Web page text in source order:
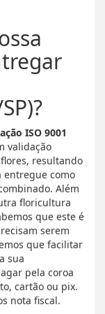
ISO 9001
validação
resultando
entregue como
Além
floricultura
que este é
serem
que facilitar
sua
pela coroa
cartão ou pix.
nota fiscal.